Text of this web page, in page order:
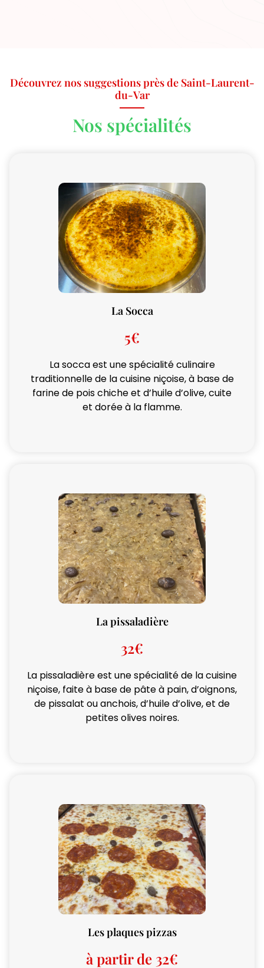
Découvrez nos suggestions près de Saint-Laurent-
du-Var
Nos spécialités
La Socca
5€
La socca est une spécialité culinaire
traditionnelle de la cuisine niçoise, à base de
farine de pois chiche et d’huile d’olive, cuite
et dorée à la flamme.
La pissaladière
32€
La pissaladière est une spécialité de la cuisine
niçoise, faite à base de pâte à pain, d’oignons,
de pissalat ou anchois, d’huile d’olive, et de
petites olives noires.
Les plaques pizzas
à partir de 32€